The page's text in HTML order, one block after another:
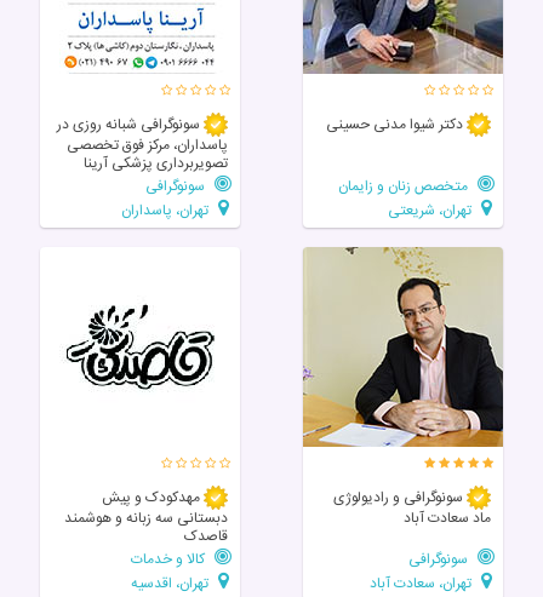
دکتر شیوا مدنی حسینی
متخصص زنان و زایمان
تهران، شریعتی
سونوگرافی شبانه روزی در
پاسداران، مرکز فوق تخصصی
تصویربرداری پزشکی آرینا
سونوگرافی
تهران، پاسداران
سونوگرافی و رادیولوژی
ماد سعادت آباد
سونوگرافی
تهران، سعادت آباد
مهدکودک و پیش
دبستانی سه زبانه و هوشمند
قاصدک
کالا و خدمات
تهران، اقدسیه